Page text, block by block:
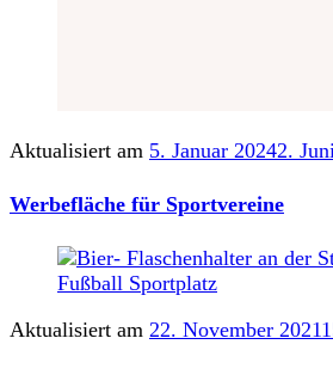
Aktualisiert am 5. Januar 20242.
Werbefläche für Sportvereine
Aktualisiert am 22. November 2021